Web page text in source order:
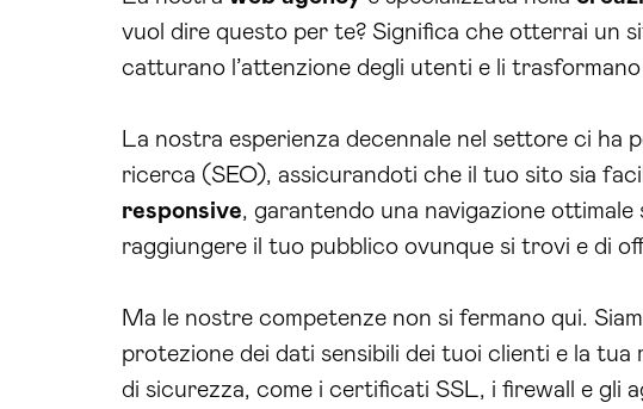
vuol dire questo per te? Significa che otterrai un
catturano l’attenzione degli utenti e li
La nostra esperienza decennale nel settore ci ha
ricerca (SEO), assicurandoti che il tuo sito sia
responsive, garantendo una navigazione
raggiungere il tuo pubblico ovunque si trovi e di
Ma le nostre competenze non si fermano qui.
protezione dei dati sensibili dei tuoi clienti e la
di sicurezza, come i certificati SSL, i firewall e gli